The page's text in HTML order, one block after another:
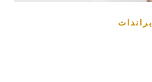
براندات